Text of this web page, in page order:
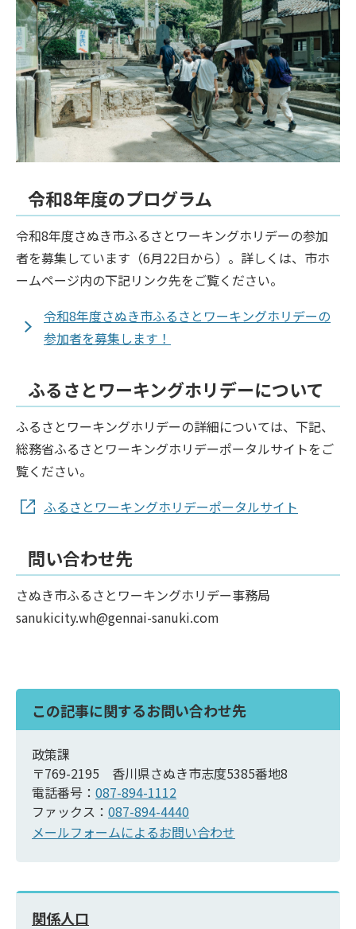
令和8年度のプログラム
令和8年度さぬき市ふるさとワーキングホリデーの参加
者を募集しています（6月22日から）。詳しくは、市ホ
ームページ内の下記リンク先をご覧ください。
令和8年度さぬき市ふるさとワーキングホリデーの
参加者を募集します！
ふるさとワーキングホリデーについて
ふるさとワーキングホリデーの詳細については、下記、
総務省ふるさとワーキングホリデーポータルサイトをご
覧ください。
ふるさとワーキングホリデーポータルサイト
問い合わせ先
さぬき市ふるさとワーキングホリデー事務局
sanukicity.wh@gennai-sanuki.com
この記事に関するお問い合わせ先
政策課
〒769-2195 香川県さぬき市志度5385番地8
電話番号： 087-894-1112
ファックス： 087-894-4440
メールフォームによるお問い合わせ
関係人口